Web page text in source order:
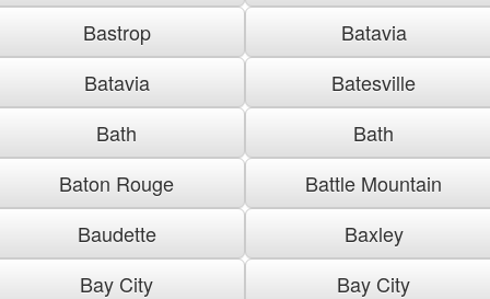
Bastrop
Batavia
Batavia
Batesville
Bath
Bath
Baton Rouge
Battle Mountain
Baudette
Baxley
Bay City
Bay City